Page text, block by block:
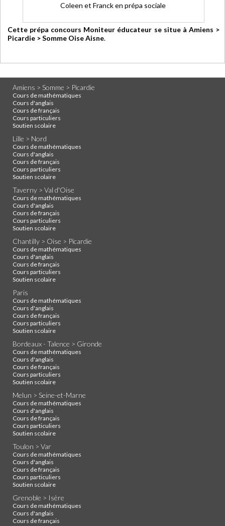
Coleen et Franck en prépa sociale
Cette prépa concours Moniteur éducateur se situe à Amiens >
Picardie > Somme Oise Aisne.
Amiens > Somme > Picardie
Cours de mathématiques
Cours d'anglais
Cours de français
Cours particuliers
Soutien scolaire
Lille > Nord
Cours de mathématiques
Cours d'anglais
Cours de français
Cours particuliers
Soutien scolaire
Taverny > Val d'Oise
Cours de mathématiques
Cours d'anglais
Cours de français
Cours particuliers
Soutien scolaire
Chantilly > Oise > Picardie
Cours de mathématiques
Cours d'anglais
Cours de français
Cours particuliers
Soutien scolaire
Paris
Cours de mathématiques
Cours d'anglais
Cours de français
Cours particuliers
Soutien scolaire
Bordeaux - Talence > Gironde
Cours de mathématiques
Cours d'anglais
Cours de français
Cours particuliers
Soutien scolaire
Melun > Seine-et-Marne
Cours de mathématiques
Cours d'anglais
Cours de français
Cours particuliers
Soutien scolaire
Toulon > Var
Cours de mathématiques
Cours d'anglais
Cours de français
Cours particuliers
Soutien scolaire
Grenoble > Isère
Cours de mathématiques
Cours d'anglais
Cours de français